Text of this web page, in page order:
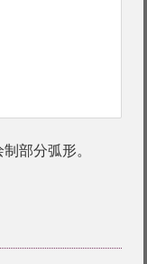
部分弧形。